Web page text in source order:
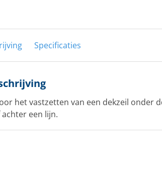
Specificaties
het vastzetten van een dekzeil onder
een lijn.